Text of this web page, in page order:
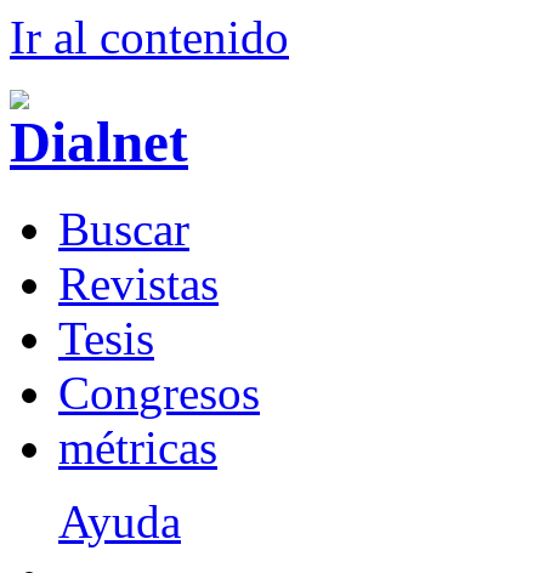
Ir al contenido
Buscar
Revistas
Tesis
Congresos
métricas
Ayuda